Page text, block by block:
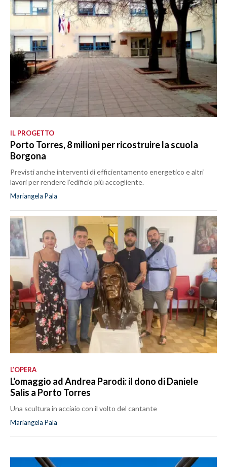
IL PROGETTO
Porto Torres, 8 milioni per ricostruire la scuola
Borgona
Previsti anche interventi di efficientamento energetico e altri
lavori per rendere l’edificio più accogliente.
Mariangela Pala
L’OPERA
L'omaggio ad Andrea Parodi: il dono di Daniele
Salis a Porto Torres
Una scultura in acciaio con il volto del cantante
Mariangela Pala